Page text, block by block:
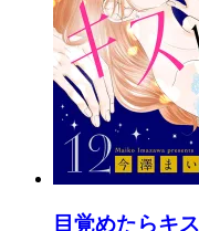
目覚めたらキ